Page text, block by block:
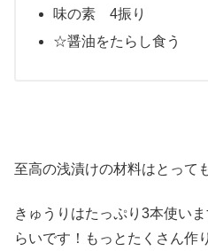
味の素 4振り
☆醤油をたらし食う
至高の浅漬けの材料はとって
きゅうりはたっぷり3本使い
らいです！もっとたくさん作